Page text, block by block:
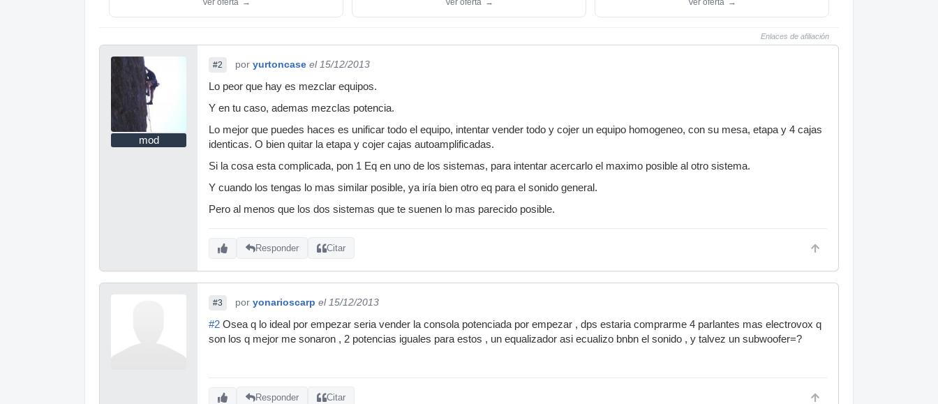
Ver oferta → Ver oferta → Ver oferta →
Enlaces de afiliación
mod
#2 por yurtoncase el 15/12/2013
Lo peor que hay es mezclar equipos.
Y en tu caso, ademas mezclas potencia.
Lo mejor que puedes haces es unificar todo el equipo, intentar vender todo y cojer un equipo homogeneo, con su mesa, etapa y 4 cajas
identicas. O bien quitar la etapa y cojer cajas autoamplificadas.
Si la cosa esta complicada, pon 1 Eq en uno de los sistemas, para intentar acercarlo el maximo posible al otro sistema.
Y cuando los tengas lo mas similar posible, ya iría bien otro eq para el sonido general.
Pero al menos que los dos sistemas que te suenen lo mas parecido posible.
Responder Citar
#3 por yonarioscarp el 15/12/2013
#2 Osea q lo ideal por empezar seria vender la consola potenciada por empezar , dps estaria comprarme 4 parlantes mas electrovox q
son los q mejor me sonaron , 2 potencias iguales para estos , un equalizador asi ecualizo bnbn el sonido , y talvez un subwoofer=?
Responder Citar